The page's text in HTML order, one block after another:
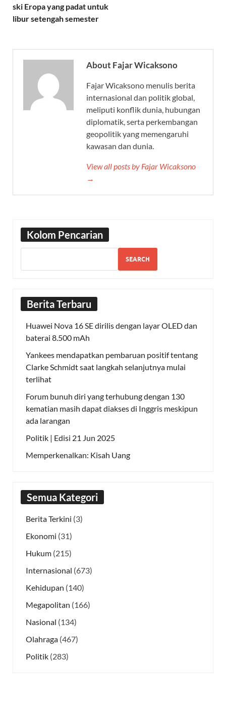
ski Eropa yang padat untuk
libur setengah semester
About Fajar Wicaksono
Fajar Wicaksono menulis berita
internasional dan politik global,
meliputi konflik dunia, hubungan
diplomatik, serta perkembangan
geopolitik yang memengaruhi
kawasan dan dunia.
View all posts by Fajar Wicaksono
→
Kolom Pencarian
SEARCH
Berita Terbaru
Huawei Nova 16 SE dirilis dengan layar OLED dan
baterai 8.500 mAh
Yankees mendapatkan pembaruan positif tentang
Clarke Schmidt saat langkah selanjutnya mulai
terlihat
Forum bunuh diri yang terhubung dengan 130
kematian masih dapat diakses di Inggris meskipun
ada larangan
Politik | Edisi 21 Jun 2025
Memperkenalkan: Kisah Uang
Semua Kategori
Berita Terkini (3)
Ekonomi (31)
Hukum (215)
Internasional (673)
Kehidupan (140)
Megapolitan (166)
Nasional (134)
Olahraga (467)
Politik (283)